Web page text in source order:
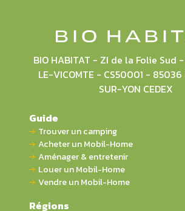
BIO HABITAT - ZI de la Folie Sud
LE-VICOMTE - CS50001 - 85036
SUR-YON CEDEX
Guide
Trouver un camping
Acheter un Mobil-Home
Aménager & entretenir
Louer un Mobil-Home
Vendre un Mobil-Home
Régions